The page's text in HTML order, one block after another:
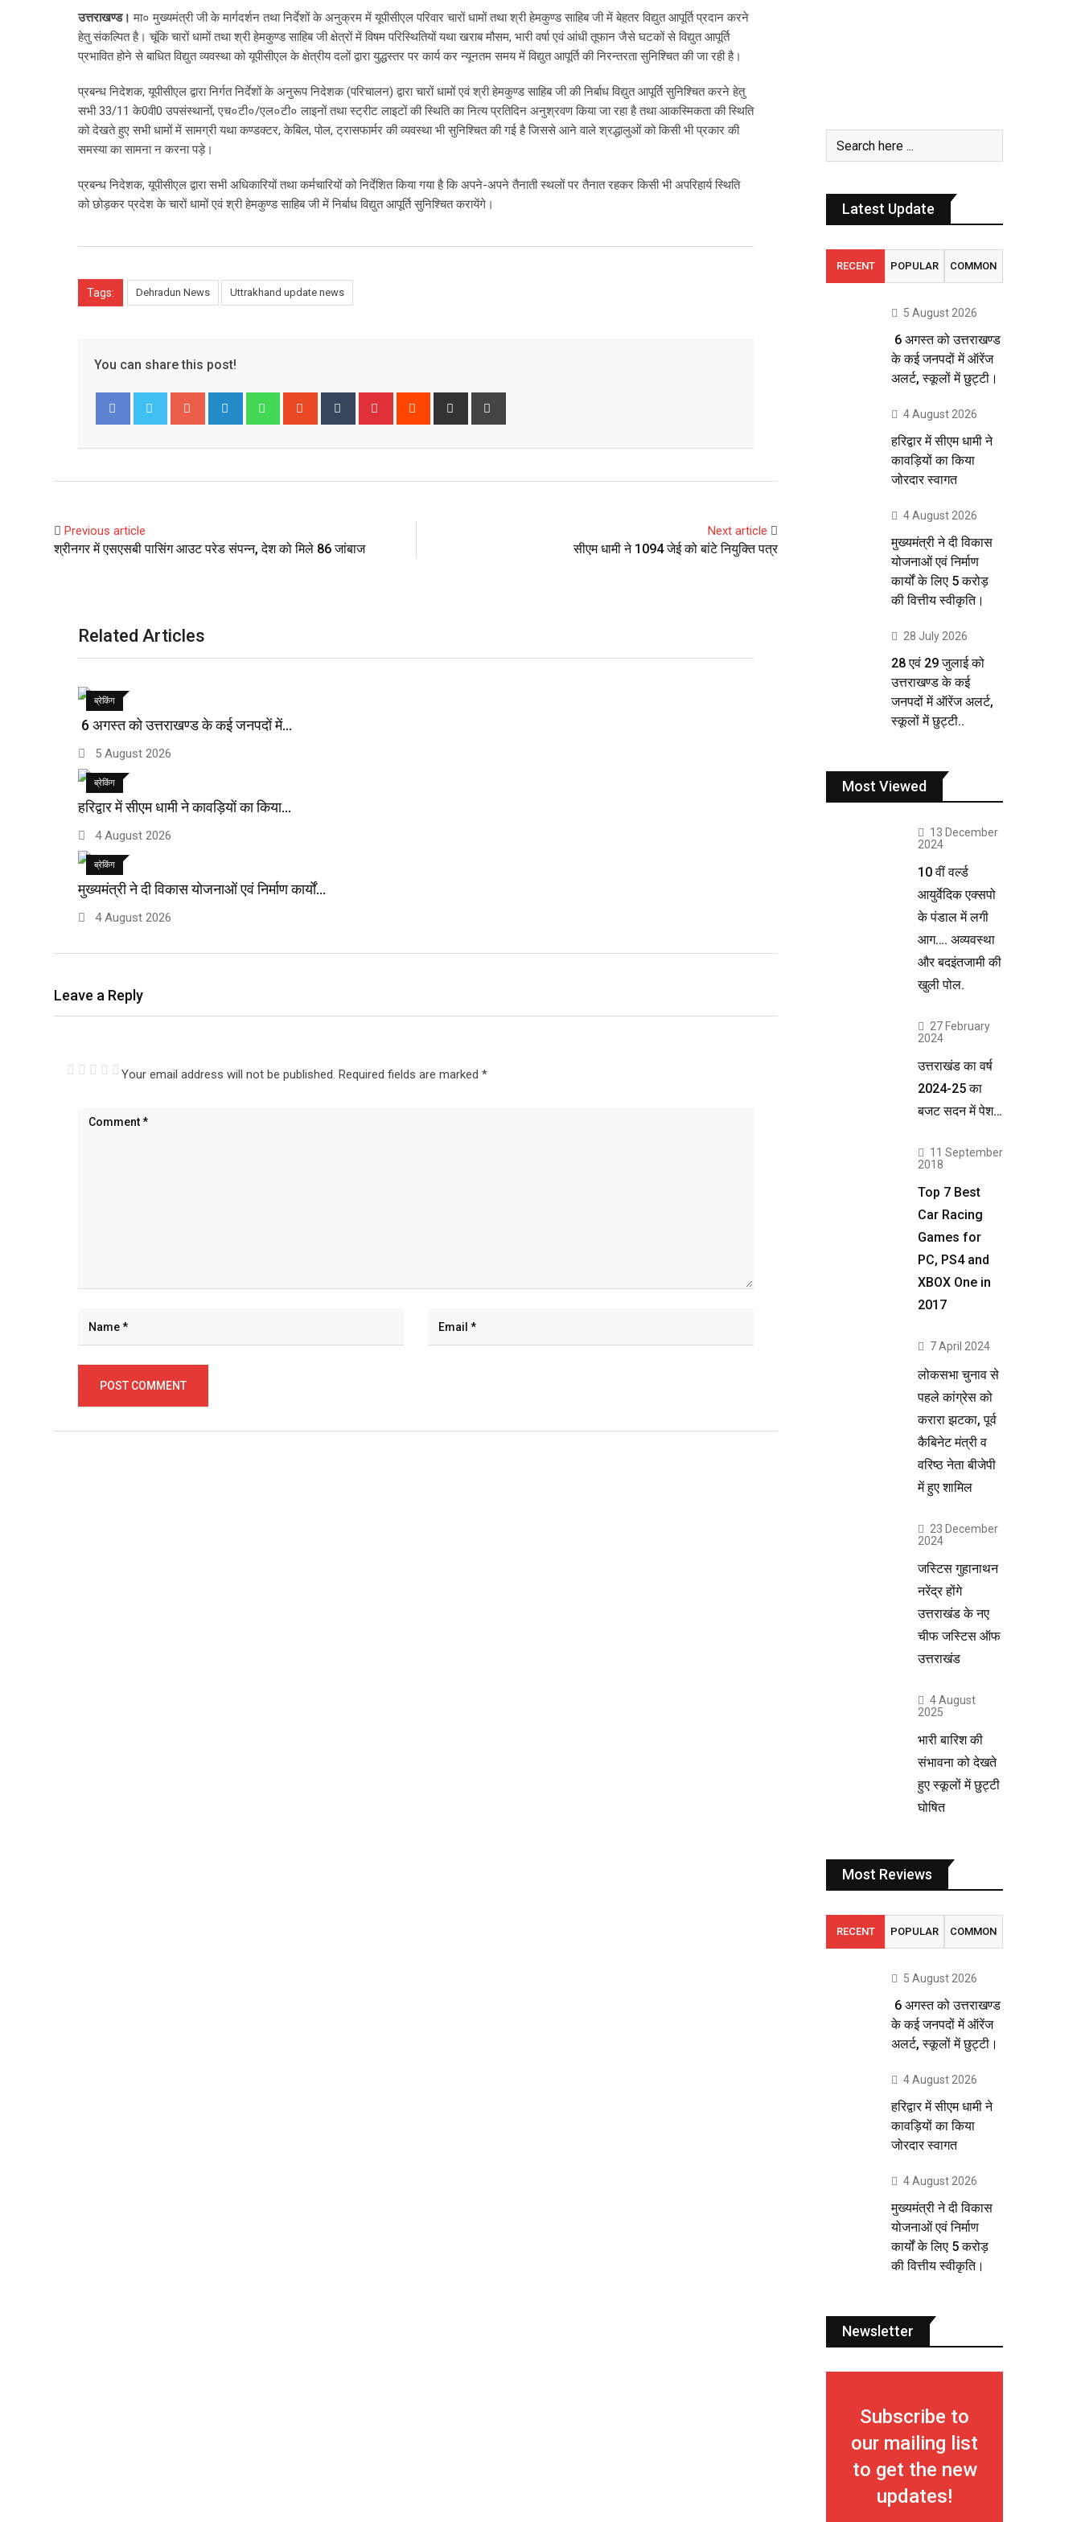
उत्तराखण्ड। मा० मुख्यमंत्री जी के मार्गदर्शन तथा निर्देशों के अनुक्रम में यूपीसीएल परिवार चारों धामों तथा श्री हेमकुण्ड साहिब जी में बेहतर विद्युत आपूर्ति प्रदान करने
हेतु संकल्पित है। चूंकि चारों धामों तथा श्री हेमकुण्ड साहिब जी क्षेत्रों में विषम परिस्थितियों यथा खराब मौसम, भारी वर्षा एवं आंधी तूफान जैसे घटकों से विद्युत आपूर्ति
प्रभावित होने से बाधित विद्युत व्यवस्था को यूपीसीएल के क्षेत्रीय दलों द्वारा युद्धस्तर पर कार्य कर न्यूनतम समय में विद्युत आपूर्ति की निरन्तरता सुनिश्चित की जा रही है।
प्रबन्ध निदेशक, यूपीसीएल द्वारा निर्गत निर्देशों के अनुरूप निदेशक (परिचालन) द्वारा चारों धामों एवं श्री हेमकुण्ड साहिब जी की निर्बाध विद्युत आपूर्ति सुनिश्चित करने हेतु
सभी 33/11 के0वी0 उपसंस्थानों, एच०टी०/एल०टी० लाइनों तथा स्ट्रीट लाइटों की स्थिति का नित्य प्रतिदिन अनुश्रवण किया जा रहा है तथा आकस्मिकता की स्थिति
को देखते हुए सभी धामों में सामग्री यथा कण्डक्टर, केबिल, पोल, ट्रासफार्मर की व्यवस्था भी सुनिश्चित की गई है जिससे आने वाले श्रद्धालुओं को किसी भी प्रकार की
समस्या का सामना न करना पड़े।
प्रबन्ध निदेशक, यूपीसीएल द्वारा सभी अधिकारियों तथा कर्मचारियों को निर्देशित किया गया है कि अपने-अपने तैनाती स्थलों पर तैनात रहकर किसी भी अपरिहार्य स्थिति
को छोड़कर प्रदेश के चारों धामों एवं श्री हेमकुण्ड साहिब जी में निर्बाध विद्युत आपूर्ति सुनिश्चित करायेंगे।
Tags: Dehradun News Uttrakhand update news
You can share this post!
Google+ LinkedIn WhatsappStumbleUpon
Tumblr Pinterest Reddit
Share
Previous article
श्रीनगर में एसएसबी पासिंग आउट परेड संपन्न, देश को मिले 86 जांबाज
Next article
सीएम धामी ने 1094 जेई को बांटे नियुक्ति पत्र
Related Articles
ब्रेकिंग
6 अगस्त को उत्तराखण्ड के कई जनपदों में…
5 August 2026
ब्रेकिंग
हरिद्वार में सीएम धामी ने कावड़ियों का किया…
4 August 2026
ब्रेकिंग
मुख्यमंत्री ने दी विकास योजनाओं एवं निर्माण कार्यों…
4 August 2026
Leave a Reply
Your email address will not be published. Required fields are marked *
Latest Update
RECENT POPULAR COMMON
5 August 2026
6 अगस्त को उत्तराखण्ड
के कई जनपदों में ऑरेंज
अलर्ट, स्कूलों में छुट्टी।
4 August 2026
हरिद्वार में सीएम धामी ने
कावड़ियों का किया
जोरदार स्वागत
4 August 2026
मुख्यमंत्री ने दी विकास
योजनाओं एवं निर्माण
कार्यों के लिए 5 करोड़
की वित्तीय स्वीकृति।
28 July 2026
28 एवं 29 जुलाई को
उत्तराखण्ड के कई
जनपदों में ऑरेंज अलर्ट,
स्कूलों में छुट्टी..
Most Viewed
13 December
2024
10 वीं वर्ल्ड
आयुर्वेदिक एक्सपो
के पंडाल में लगी
आग…. अव्यवस्था
और बदइंतजामी की
खुली पोल.
27 February
2024
उत्तराखंड का वर्ष
2024-25 का
बजट सदन में पेश…
11 September
2018
Top 7 Best
Car Racing
Games for
PC, PS4 and
XBOX One in
2017
7 April 2024
लोकसभा चुनाव से
पहले कांग्रेस को
करारा झटका, पूर्व
कैबिनेट मंत्री व
वरिष्ठ नेता बीजेपी
में हुए शामिल
23 December
2024
जस्टिस गुहानाथन
नरेंद्र होंगे
उत्तराखंड के नए
चीफ जस्टिस ऑफ
उत्तराखंड
4 August
2025
भारी बारिश की
संभावना को देखते
हुए स्कूलों में छुट्टी
घोषित
Most Reviews
RECENT POPULAR COMMON
5 August 2026
6 अगस्त को उत्तराखण्ड
के कई जनपदों में ऑरेंज
अलर्ट, स्कूलों में छुट्टी।
4 August 2026
हरिद्वार में सीएम धामी ने
कावड़ियों का किया
जोरदार स्वागत
4 August 2026
मुख्यमंत्री ने दी विकास
योजनाओं एवं निर्माण
कार्यों के लिए 5 करोड़
की वित्तीय स्वीकृति।
Newsletter
Subscribe to
our mailing list
to get the new
updates!